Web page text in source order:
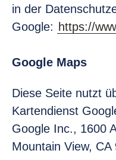
in der
Google: https://
Google Maps
Diese Seite nutzt
Kartendienst
Google Inc., 1600
Mountain View, CA